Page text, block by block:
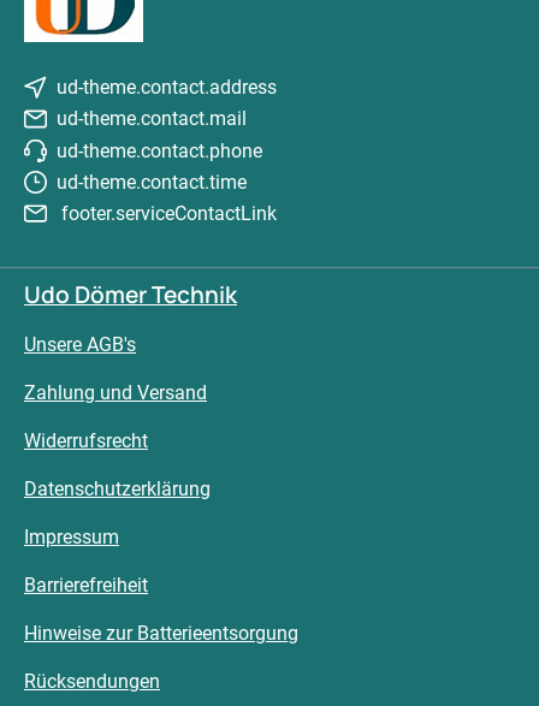
ud-theme.contact.address
ud-theme.contact.mail
ud-theme.contact.phone
ud-theme.contact.time
footer.serviceContactLink
Udo Dömer Technik
Unsere AGB's
Zahlung und Versand
Widerrufsrecht
Datenschutzerklärung
Impressum
Barrierefreiheit
Hinweise zur Batterieentsorgung
Rücksendungen